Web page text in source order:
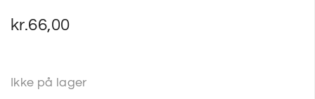
kr.66,00
Ikke på lager